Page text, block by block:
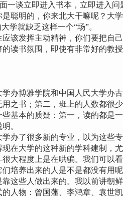
一谈立即进入书本，立即进入问
聪明的，你来北大干嘛呢？大
学就缺乏这样一个“场”。
该发挥主动精神，你们要把自
读书氛围，即使有非常好的教
办博雅学院和中国人民大学办
之书；第二，班上的人数都很
基本的质疑：第一，读的都是
。
办了很多新的专业，以为这些
在大学的这种新的学科建制，
程度上是在哄骗。我们可以
培养出来的人是不是都没有用
这些人做出来的。我以前讲朝
人物：曾国藩、李鸿章、袁世